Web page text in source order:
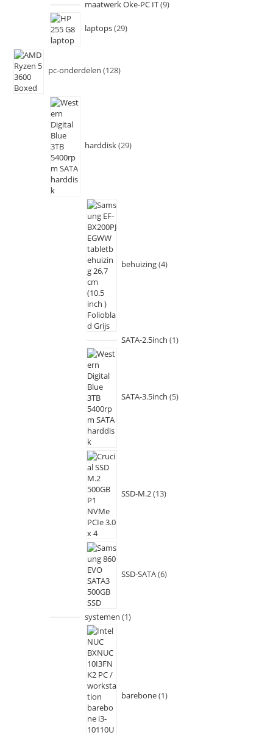
maatwerk Oke-PC IT 9
laptops 29
pc-onderdelen 128
harddisk 29
behuizing 4
SATA-2.5inch 1
SATA-3.5inch 5
SSD-M.2 13
SSD-SATA 6
systemen 1
barebone 1